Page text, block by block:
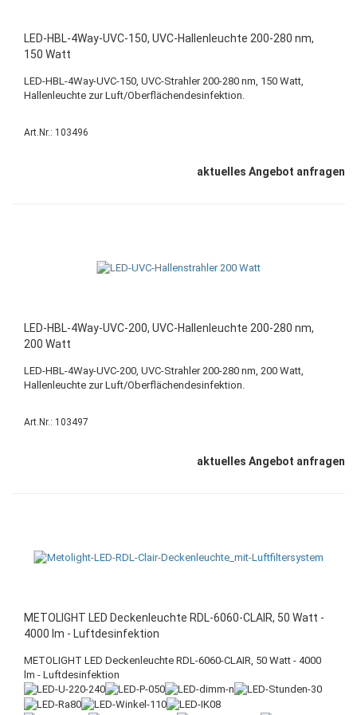
LED-HBL-4Way-UVC-150, UVC-Hallenleuchte 200-280 nm,
150 Watt
LED-HBL-4Way-UVC-150, UVC-Strahler 200-280 nm, 150 Watt,
Hallenleuchte zur Luft/Oberflächendesinfektion.
Art.Nr.: 103496
aktuelles Angebot anfragen
LED-HBL-4Way-UVC-200, UVC-Hallenleuchte 200-280 nm,
200 Watt
LED-HBL-4Way-UVC-200, UVC-Strahler 200-280 nm, 200 Watt,
Hallenleuchte zur Luft/Oberflächendesinfektion.
Art.Nr.: 103497
aktuelles Angebot anfragen
METOLIGHT LED Deckenleuchte RDL-6060-CLAIR, 50 Watt -
4000 lm - Luftdesinfektion
METOLIGHT LED Deckenleuchte RDL-6060-CLAIR, 50 Watt - 4000
lm - Luftdesinfektion